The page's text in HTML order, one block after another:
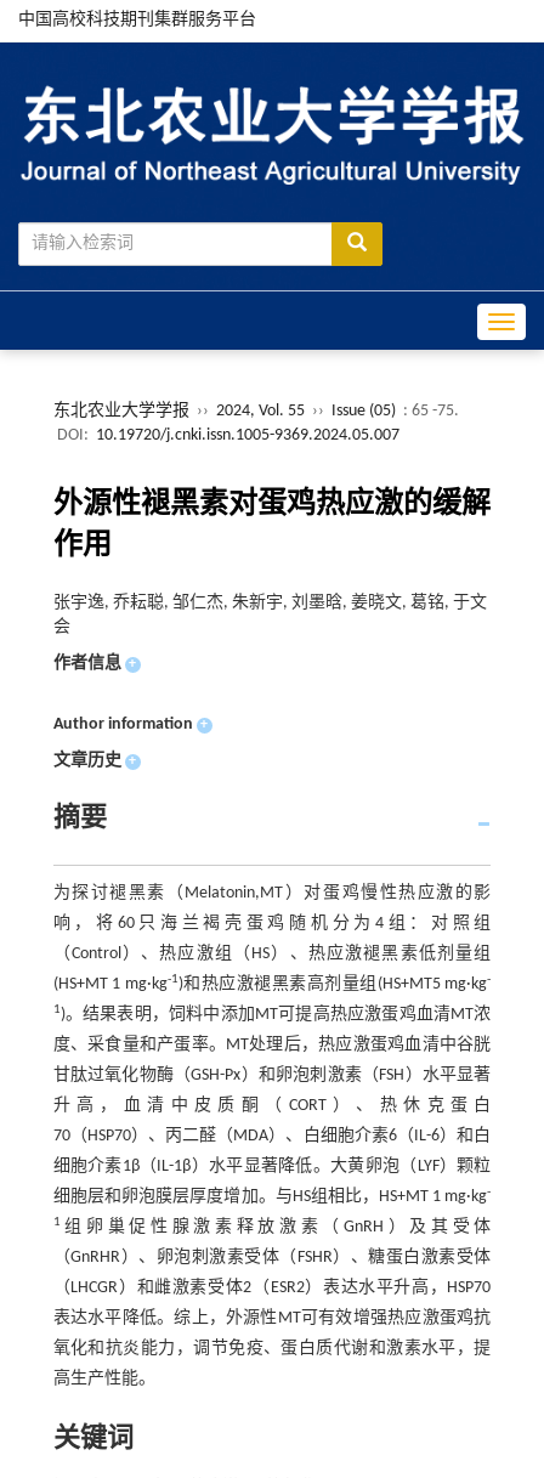
中国高校科技期刊集群服务平台
东北农业大学学报 ›› 2024, Vol. 55 ›› Issue (05) : 65 -75.
DOI: 10.19720/j.cnki.issn.1005-9369.2024.05.007
外源性褪黑素对蛋鸡热应激的缓解
作用
张宇逸, 乔耘聪, 邹仁杰, 朱新宇, 刘墨晗, 姜晓文, 葛铭, 于文
会
作者信息 +
Author information +
文章历史 +
摘要
为探讨褪黑素（Melatonin,MT）对蛋鸡慢性热应激的影
响，将60只海兰褐壳蛋鸡随机分为4组：对照组
（Control）、热应激组（HS）、热应激褪黑素低剂量组
(HS+MT 1 mg·kg-1)和热应激褪黑素高剂量组(HS+MT5 mg·kg-
1)。结果表明，饲料中添加MT可提高热应激蛋鸡血清MT浓
度、采食量和产蛋率。MT处理后，热应激蛋鸡血清中谷胱
甘肽过氧化物酶（GSH-Px）和卵泡刺激素（FSH）水平显著
升高，血清中皮质酮（CORT）、热休克蛋白
70（HSP70）、丙二醛（MDA）、白细胞介素6（IL-6）和白
细胞介素1β（IL-1β）水平显著降低。大黄卵泡（LYF）颗粒
细胞层和卵泡膜层厚度增加。与HS组相比，HS+MT 1 mg·kg-
1 组卵巢促性腺激素释放激素（GnRH）及其受体
（GnRHR）、卵泡刺激素受体（FSHR）、糖蛋白激素受体
（LHCGR）和雌激素受体2（ESR2）表达水平升高，HSP70
表达水平降低。综上，外源性MT可有效增强热应激蛋鸡抗
氧化和抗炎能力，调节免疫、蛋白质代谢和激素水平，提
高生产性能。
关键词